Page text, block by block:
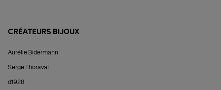
CRÉATEURS BIJOUX
Aurélie Bidermann
Serge Thoraval
d1928